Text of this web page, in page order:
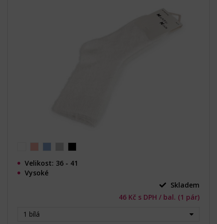
Velikost: 36 - 41
Vysoké
Skladem
46 Kč s DPH / bal. (1 pár)
1 bílá